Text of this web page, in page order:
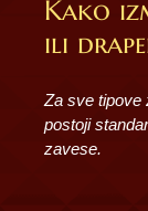
Kako
ili
Za sve tipove
postoji
zavese.